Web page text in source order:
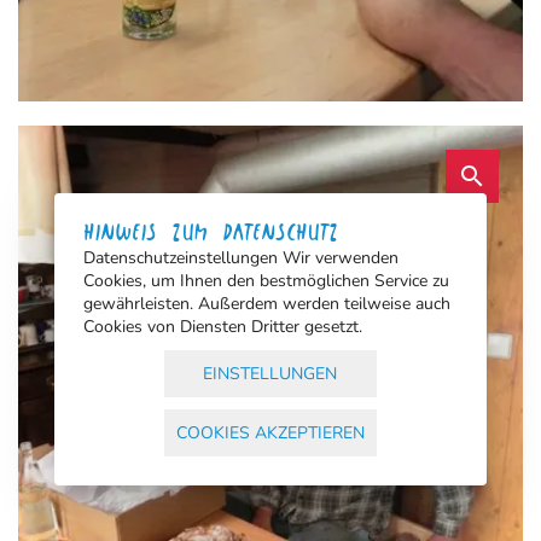
search
HINWEIS ZUM DATENSCHUTZ
Datenschutzeinstellungen Wir verwenden
Cookies, um Ihnen den bestmöglichen Service zu
gewährleisten. Außerdem werden teilweise auch
Cookies von Diensten Dritter gesetzt.
EINSTELLUNGEN
COOKIES AKZEPTIEREN